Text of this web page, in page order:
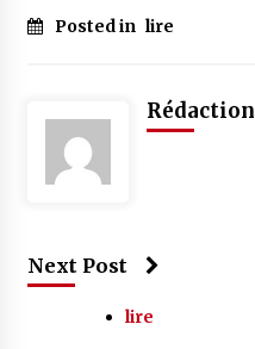
Posted in lire
Rédaction
Next Post
lire